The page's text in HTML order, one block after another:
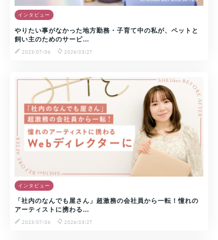
インタビュー
やりたい事がなかった地方勤務・子育て中の私が、ペットと
飼い主のためのサービ…
2023/07/06
2026/03/27
インタビュー
「社内のなんでも屋さん」超激務の会社員から一転！憧れの
アーティストに携わる…
2023/07/06
2026/03/27